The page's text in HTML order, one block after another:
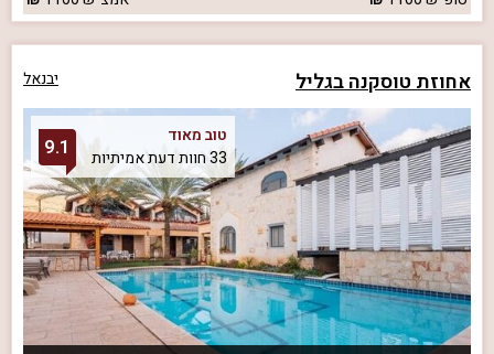
אחוזת טוסקנה בגליל יבנאל
טוב מאוד
33 חוות דעת אמיתיות
9.1